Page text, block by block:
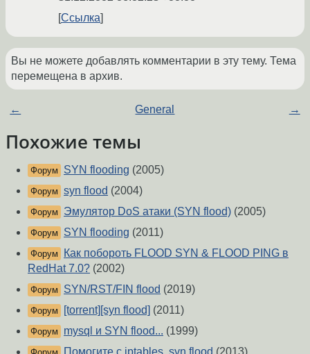
Ссылка
Вы не можете добавлять комментарии в эту тему. Тема
перемещена в архив.
← General →
Похожие темы
Форум SYN flooding (2005)
Форум syn flood (2004)
Форум Эмулятор DoS атаки (SYN flood) (2005)
Форум SYN flooding (2011)
Форум
Как побороть FLOOD SYN & FLOOD PING в
RedHat 7.0? (2002)
Форум SYN/RST/FIN flood (2019)
Форум [torrent][syn flood] (2011)
Форум mysql и SYN flood... (1999)
Помогите с iptables, syn flood (2013)